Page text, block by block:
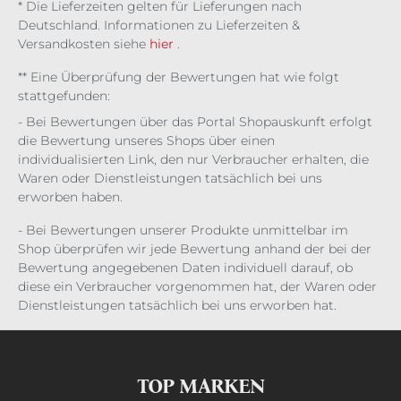
* Die Lieferzeiten gelten für Lieferungen nach
Deutschland. Informationen zu Lieferzeiten &
Versandkosten siehe hier .
** Eine Überprüfung der Bewertungen hat wie folgt
stattgefunden:
- Bei Bewertungen über das Portal Shopauskunft erfolgt
die Bewertung unseres Shops über einen
individualisierten Link, den nur Verbraucher erhalten, die
Waren oder Dienstleistungen tatsächlich bei uns
erworben haben.
- Bei Bewertungen unserer Produkte unmittelbar im
Shop überprüfen wir jede Bewertung anhand der bei der
Bewertung angegebenen Daten individuell darauf, ob
diese ein Verbraucher vorgenommen hat, der Waren oder
Dienstleistungen tatsächlich bei uns erworben hat.
TOP MARKEN